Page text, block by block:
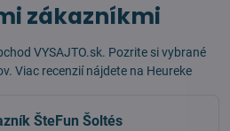
zákazníkmi
VYSAJTO.sk. Pozrite si vybrané
Viac recenzií nájdete na Heureke
ŠteFun Šoltés